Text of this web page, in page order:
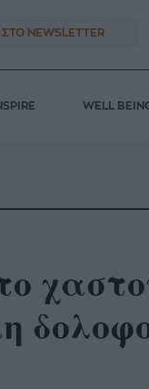
ΣΤΟ NEWSLETTER
WELL